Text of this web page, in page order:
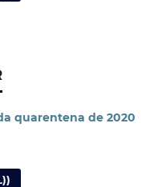
quarentena de 2020